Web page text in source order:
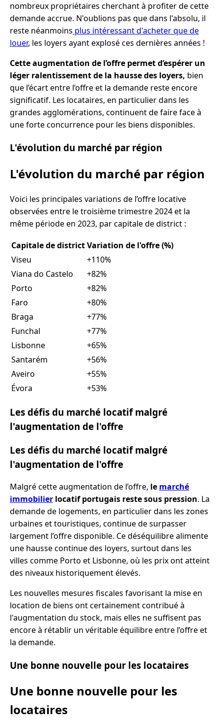
nombreux propriétaires cherchant à profiter de cette
demande accrue. N'oublions pas que dans l'absolu, il
reste néanmoins plus intéressant d'acheter que de
louer, les loyers ayant explosé ces dernières années !
Cette augmentation de l’offre permet d’espérer un
léger ralentissement de la hausse des loyers, bien
que l’écart entre l’offre et la demande reste encore
significatif. Les locataires, en particulier dans les
grandes agglomérations, continuent de faire face à
une forte concurrence pour les biens disponibles.
L'évolution du marché par région
L'évolution du marché par région
Voici les principales variations de l’offre locative
observées entre le troisième trimestre 2024 et la
même période en 2023, par capitale de district :
Capitale de districtVariation de l'offre (%)
Viseu
+110%
Viana do Castelo
+82%
Porto
+82%
Faro
+80%
Braga
+77%
Funchal
+77%
Lisbonne
+65%
Santarém
+56%
Aveiro
+55%
Évora
+53%
Les défis du marché locatif malgré
l'augmentation de l'offre
Les défis du marché locatif malgré
l'augmentation de l'offre
Malgré cette augmentation de l’offre, le marché
immobilier locatif portugais reste sous pression. La
demande de logements, en particulier dans les zones
urbaines et touristiques, continue de surpasser
largement l’offre disponible. Ce déséquilibre alimente
une hausse continue des loyers, surtout dans les
villes comme Porto et Lisbonne, où les prix ont atteint
des niveaux historiquement élevés.
Les nouvelles mesures fiscales favorisant la mise en
location de biens ont certainement contribué à
l'augmentation du stock, mais elles ne suffisent pas
encore à rétablir un véritable équilibre entre l’offre et
la demande.
Une bonne nouvelle pour les locataires
Une bonne nouvelle pour les
locataires